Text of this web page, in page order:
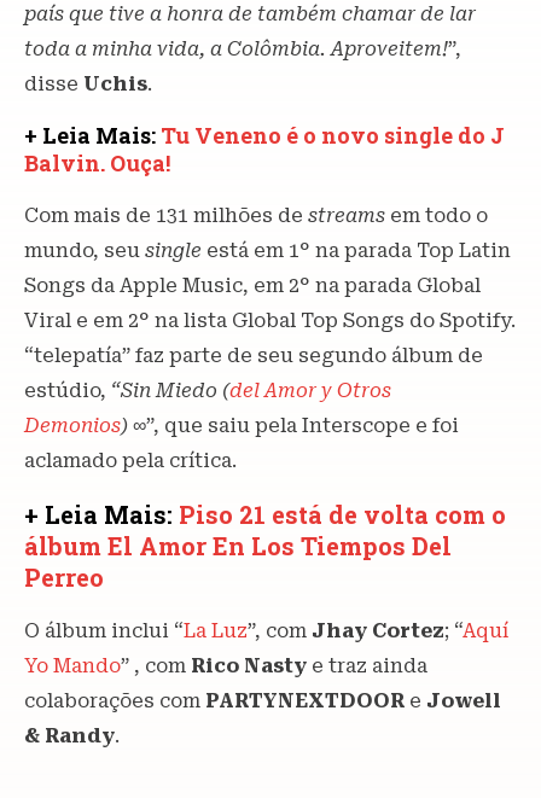
país que tive a honra de também chamar de lar
toda a minha vida, a Colômbia. Aproveitem!”,
disse Uchis.
+ Leia Mais: Tu Veneno é o novo single do J
Balvin. Ouça!
Com mais de 131 milhões de streams em todo o
mundo, seu single está em 1° na parada Top Latin
Songs da Apple Music, em 2° na parada Global
Viral e em 2° na lista Global Top Songs do Spotify.
“telepatía” faz parte de seu segundo álbum de
estúdio, “Sin Miedo (del Amor y Otros
Demonios) ∞”, que saiu pela Interscope e foi
aclamado pela crítica.
+ Leia Mais: Piso 21 está de volta com o
álbum El Amor En Los Tiempos Del
Perreo
O álbum inclui “La Luz”, com Jhay Cortez; “Aquí
Yo Mando” , com Rico Nasty e traz ainda
colaborações com PARTYNEXTDOOR e Jowell
& Randy.